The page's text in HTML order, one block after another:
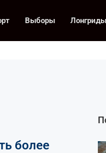
Выборы Лонгриды
более